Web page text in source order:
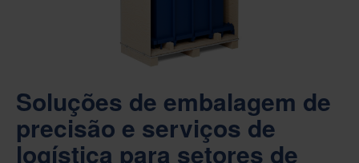
Soluções de embalagem de
precisão e serviços de
logística para setores de